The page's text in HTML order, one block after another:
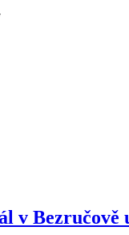
v Bezručově